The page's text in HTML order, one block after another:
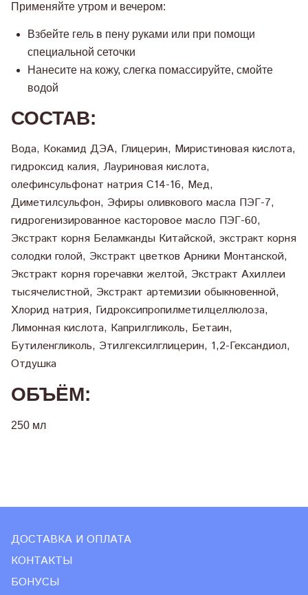
Применяйте утром и вечером:
Взбейте гель в пену руками или при помощи
специальной сеточки
Нанесите на кожу, слегка помассируйте, смойте
водой
СОСТАВ:
Вода, Кокамид ДЭА, Глицерин, Миристиновая кислота,
гидроксид калия, Лауриновая кислота,
олефинсульфонат натрия С14-16, Мед,
Диметилсульфон, Эфиры оливкового масла ПЭГ-7,
гидрогенизированное касторовое масло ПЭГ-60,
Экстракт корня Беламканды Китайской, экстракт корня
солодки голой, Экстракт цветков Арники Монтанской,
Экстракт корня горечавки желтой, Экстракт Ахиллеи
тысячелистной, Экстракт артемизии обыкновенной,
Хлорид натрия, Гидроксипропилметилцеллюлоза,
Лимонная кислота, Каприлгликоль, Бетаин,
Бутиленгликоль, Этилгексилглицерин, 1,2-Гександиол,
Отдушка
ОБЪЁМ:
250 мл
ДОСТАВКА И ОПЛАТА
КОНТАКТЫ
БОНУСЫ